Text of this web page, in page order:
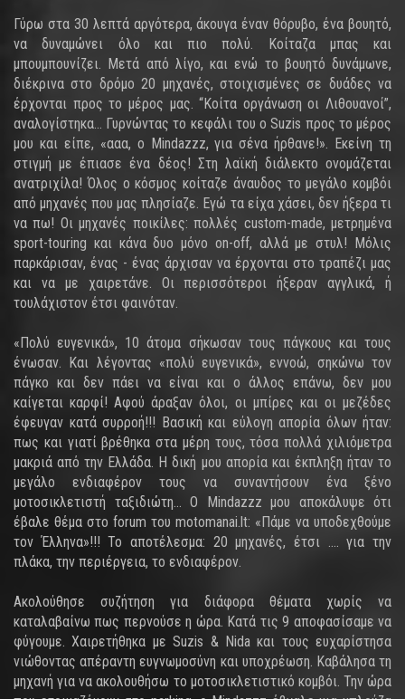
Γύρω στα 30 λεπτά αργότερα, άκουγα έναν θόρυβο, ένα βουητό,
να δυναμώνει όλο και πιο πολύ. Κοίταζα μπας και
μπουμπουνίζει. Μετά από λίγο, και ενώ το βουητό δυνάμωνε,
διέκρινα στο δρόμο 20 μηχανές, στοιχισμένες σε δυάδες να
έρχονται προς το μέρος μας. “Κοίτα οργάνωση οι Λιθουανοί”,
αναλογίστηκα... Γυρνώντας το κεφάλι του ο Suzis προς το μέρος
μου και είπε, «ααα, ο Mindazzz, για σένα ήρθανε!». Εκείνη τη
στιγμή με έπιασε ένα δέος! Στη λαϊκή διάλεκτο ονομάζεται
ανατριχίλα! Όλος ο κόσμος κοίταζε άναυδος το μεγάλο κομβόι
από μηχανές που μας πλησίαζε. Εγώ τα είχα χάσει, δεν ήξερα τι
να πω! Οι μηχανές ποικίλες: πολλές custom-made, μετρημένα
sport-touring και κάνα δυο μόνο on-off, αλλά με στυλ! Μόλις
παρκάρισαν, ένας - ένας άρχισαν να έρχονται στο τραπέζι μας
και να με χαιρετάνε. Οι περισσότεροι ήξεραν αγγλικά, ή
τουλάχιστον έτσι φαινόταν.
«Πολύ ευγενικά», 10 άτομα σήκωσαν τους πάγκους και τους
ένωσαν. Και λέγοντας «πολύ ευγενικά», εννοώ, σηκώνω τον
πάγκο και δεν πάει να είναι και ο άλλος επάνω, δεν μου
καίγεται καρφί! Αφού άραξαν όλοι, οι μπίρες και οι μεζέδες
έφευγαν κατά συρροή!!! Βασική και εύλογη απορία όλων ήταν:
πως και γιατί βρέθηκα στα μέρη τους, τόσα πολλά χιλιόμετρα
μακριά από την Ελλάδα. Η δική μου απορία και έκπληξη ήταν το
μεγάλο ενδιαφέρον τους να συναντήσουν ένα ξένο
μοτοσικλετιστή ταξιδιώτη... Ο Mindazzz μου αποκάλυψε ότι
έβαλε θέμα στο forum του motomanai.lt: «Πάμε να υποδεχθούμε
τον Έλληνα»!!! Το αποτέλεσμα: 20 μηχανές, έτσι .... για την
πλάκα, την περιέργεια, το ενδιαφέρον.
Ακολούθησε συζήτηση για διάφορα θέματα χωρίς να
καταλαβαίνω πως περνούσε η ώρα. Κατά τις 9 αποφασίσαμε να
φύγουμε. Χαιρετήθηκα με Suzis & Nida και τους ευχαρίστησα
νιώθοντας απέραντη ευγνωμοσύνη και υποχρέωση. Καβάλησα τη
μηχανή για να ακολουθήσω το μοτοσικλετιστικό κομβόι. Την ώρα